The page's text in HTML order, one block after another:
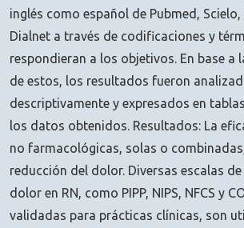
inglés como español de Pubmed,
Dialnet a través de codificaciones y
respondieran a los objetivos. En base a
de estos, los resultados fueron
descriptivamente y expresados en
los datos obtenidos. Resultados: La
no farmacológicas, solas o
reducción del dolor. Diversas escalas
dolor en RN, como PIPP, NIPS, NFCS y
validadas para prácticas clínicas, son